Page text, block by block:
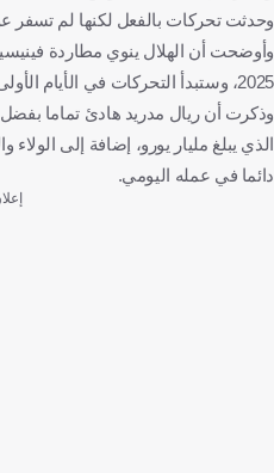
وحدثت تحركات بالفعل لكنها لم تسفر
وأوضحت أن الهلال ينوي مطاردة
2025، وستبدأ التحركات في الأيام الأولى من العام الجديد.
وذكرت أن ريال مدريد هادئ تماما
الذي يبلغ مليار يورو، إضافة إلى الولاء
دائما في عمله اليومي.